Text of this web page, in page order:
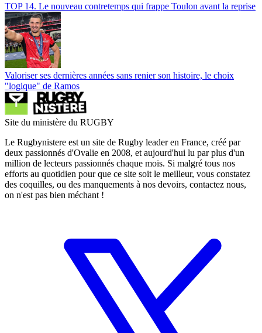
TOP 14. Le nouveau contretemps qui frappe Toulon avant la reprise
Valoriser ses dernières années sans renier son histoire, le choix
"logique" de Ramos
Site du ministère du RUGBY
Le Rugbynistere est un site de Rugby leader en France, créé par
deux passionnés d'Ovalie en 2008, et aujourd'hui lu par plus d'un
million de lecteurs passionnés chaque mois. Si malgré tous nos
efforts au quotidien pour que ce site soit le meilleur, vous constatez
des coquilles, ou des manquements à nos devoirs, contactez nous,
on n'est pas bien méchant !